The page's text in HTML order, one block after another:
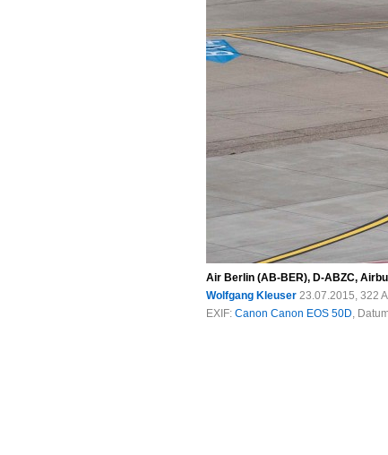
Air Berlin (AB-BER), D-ABZC,
Wolfgang Kleuser 23.07.2015, 322
EXIF: Canon Canon EOS 50D,